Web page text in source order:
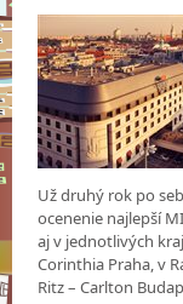
Už druhý rok po
ocenenie najlepší
aj v jednotlivých
Corinthia Praha, v
Ritz – Carlton